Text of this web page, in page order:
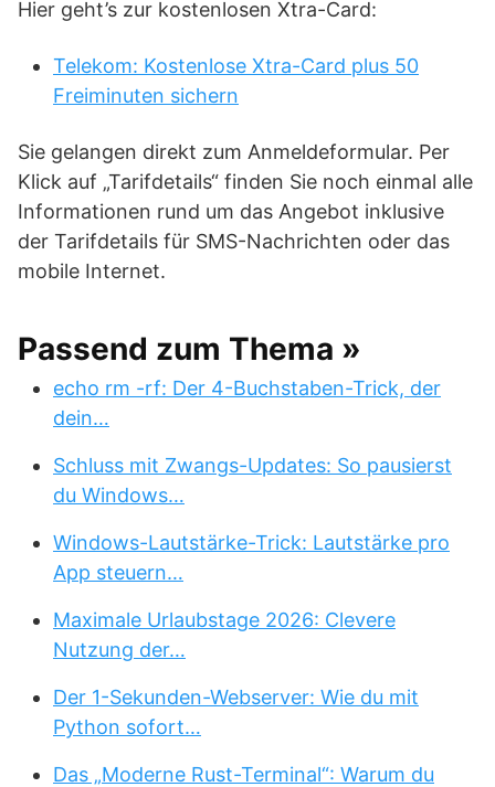
Hier geht’s zur kostenlosen Xtra-Card:
Telekom: Kostenlose Xtra-Card plus 50
Freiminuten sichern
Sie gelangen direkt zum Anmeldeformular. Per
Klick auf „Tarifdetails“ finden Sie noch einmal alle
Informationen rund um das Angebot inklusive
der Tarifdetails für SMS-Nachrichten oder das
mobile Internet.
Passend zum Thema »
echo rm -rf: Der 4-Buchstaben-Trick, der
dein…
Schluss mit Zwangs-Updates: So pausierst
du Windows…
Windows-Lautstärke-Trick: Lautstärke pro
App steuern…
Maximale Urlaubstage 2026: Clevere
Nutzung der…
Der 1-Sekunden-Webserver: Wie du mit
Python sofort…
Das „Moderne Rust-Terminal“: Warum du